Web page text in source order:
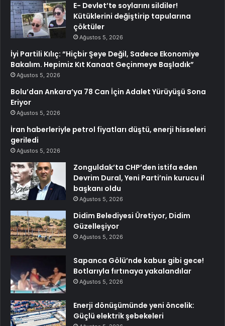
E- Devlet’te soylarını sildiler!
Kütüklerini değiştirip tapularına
çöktüler
Ağustos 5, 2026
İyi Partili Kılıç: “Hiçbir Şeye Değil, Sadece Ekonomiye
Bakalım. Hepimiz Kıt Kanaat Geçinmeye Başladık”
Ağustos 5, 2026
Bolu’dan Ankara’ya 78 Can İçin Adalet Yürüyüşü Sona
Eriyor
Ağustos 5, 2026
İran haberleriyle petrol fiyatları düştü, enerji hisseleri
geriledi
Ağustos 5, 2026
Zonguldak’ta CHP’den istifa eden
Devrim Dural, Yeni Parti’nin kurucu il
başkanı oldu
Ağustos 5, 2026
Didim Belediyesi Üretiyor, Didim
Güzelleşiyor
Ağustos 5, 2026
Sapanca Gölü’nde kabus gibi gece!
Botlarıyla fırtınaya yakalandılar
Ağustos 5, 2026
Enerji dönüşümünde yeni öncelik:
Güçlü elektrik şebekeleri